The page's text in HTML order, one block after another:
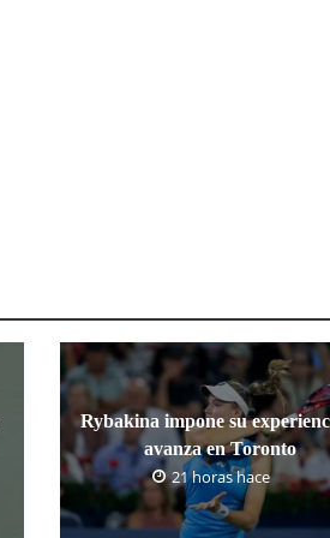
Rybakina impone su
avanza en Toronto
21 horas hace